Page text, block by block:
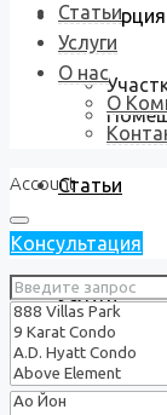
Коммерция
Статьи
Услуги
О нас
Статьи
Услуги
О нас
О
Account
Консультация